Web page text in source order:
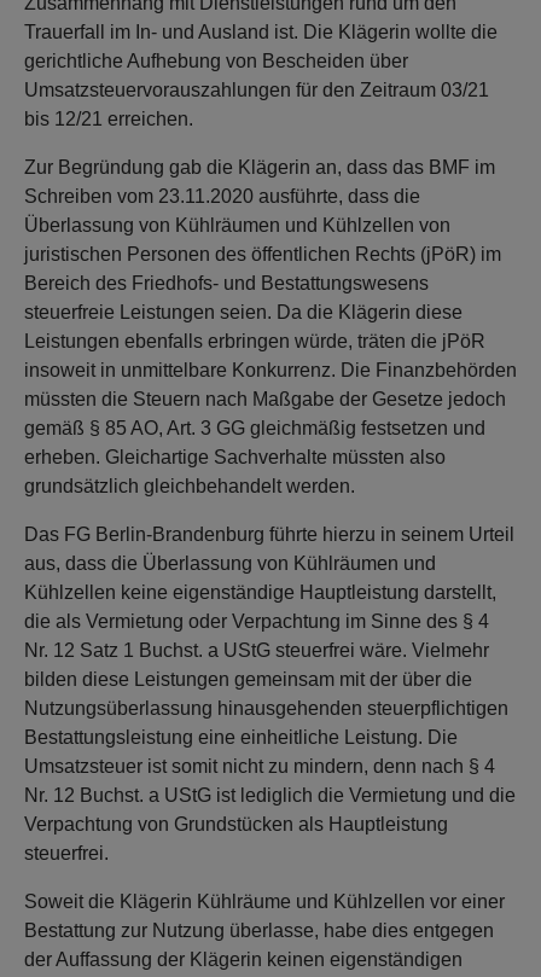
Trauerfall im In- und Ausland ist. Die Klägerin wollte die
gerichtliche Aufhebung von Bescheiden über
Umsatzsteuervorauszahlungen für den Zeitraum 03/21
bis 12/21 erreichen.
Zur Begründung gab die Klägerin an, dass das BMF im
Schreiben vom 23.11.2020 ausführte, dass die
Überlassung von Kühlräumen und Kühlzellen von
juristischen Personen des öffentlichen Rechts (jPöR) im
Bereich des Friedhofs- und Bestattungswesens
steuerfreie Leistungen seien. Da die Klägerin diese
Leistungen ebenfalls erbringen würde, träten die jPöR
insoweit in unmittelbare Konkurrenz. Die Finanzbehörden
müssten die Steuern nach Maßgabe der Gesetze jedoch
gemäß § 85 AO, Art. 3 GG gleichmäßig festsetzen und
erheben. Gleichartige Sachverhalte müssten also
grundsätzlich gleichbehandelt werden.
Das FG Berlin-Brandenburg führte hierzu in seinem Urteil
aus, dass die Überlassung von Kühlräumen und
Kühlzellen keine eigenständige Hauptleistung darstellt,
die als Vermietung oder Verpachtung im Sinne des § 4
Nr. 12 Satz 1 Buchst. a UStG steuerfrei wäre. Vielmehr
bilden diese Leistungen gemeinsam mit der über die
Nutzungsüberlassung hinausgehenden steuerpflichtigen
Bestattungsleistung eine einheitliche Leistung. Die
Umsatzsteuer ist somit nicht zu mindern, denn nach § 4
Nr. 12 Buchst. a UStG ist lediglich die Vermietung und die
Verpachtung von Grundstücken als Hauptleistung
steuerfrei.
Soweit die Klägerin Kühlräume und Kühlzellen vor einer
Bestattung zur Nutzung überlasse, habe dies entgegen
der Auffassung der Klägerin keinen eigenständigen